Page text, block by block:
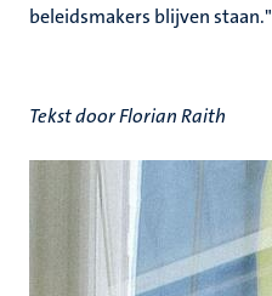
beleidsmakers blijven staan."
Tekst door Florian Raith